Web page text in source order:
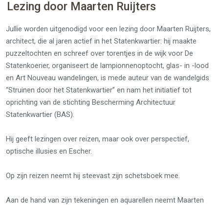
Lezing door Maarten Ruijters
Jullie worden uitgenodigd voor een lezing door Maarten Ruijters,
architect, die al jaren actief in het Statenkwartier: hij maakte
puzzeltochten en schreef over torentjes in de wijk voor De
Statenkoerier, organiseert de lampionnenoptocht, glas- in -lood
en Art Nouveau wandelingen, is mede auteur van de wandelgids
“Struinen door het Statenkwartier” en nam het initiatief tot
oprichting van de stichting Bescherming Architectuur
Statenkwartier (BAS).
Hij geeft lezingen over reizen, maar ook over perspectief,
optische illusies en Escher.
Op zijn reizen neemt hij steevast zijn schetsboek mee.
Aan de hand van zijn tekeningen en aquarellen neemt Maarten